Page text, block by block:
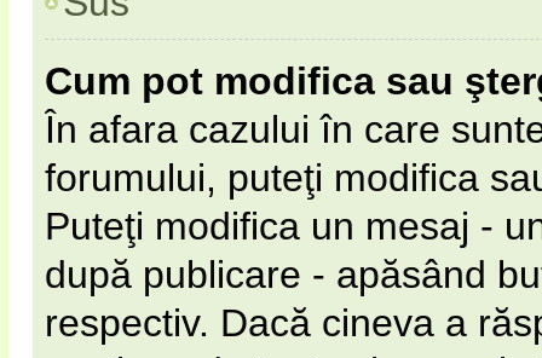
Cum pot modifica sau
În afara cazului în care
forumului, puteţi modifica
Puteţi modifica un mesaj -
după publicare - apăsând
respectiv. Dacă cineva a